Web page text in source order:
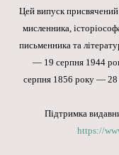
Цей випуск
мисленника,
письменника та
— 19 серпня 1944
серпня 1856 року — 28
Підтримка
https://